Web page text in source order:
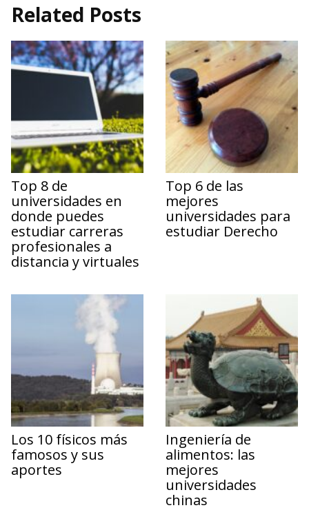
Related Posts
Top 8 de
universidades en
donde puedes
estudiar carreras
profesionales a
distancia y virtuales
Top 6 de las
mejores
universidades para
estudiar Derecho
Los 10 físicos más
famosos y sus
aportes
Ingeniería de
alimentos: las
mejores
universidades
chinas